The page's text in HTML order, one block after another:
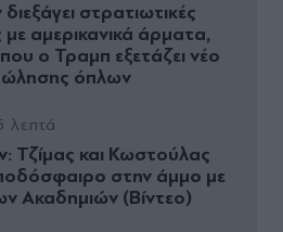
στρατιωτικές
με αμερικανικά άρματα,
ο Τραμπ εξετάζει νέο
όπλων
λεπτά
Τζίμας και Κωστούλας
στην άμμο με
Ακαδημιών (Βίντεο)